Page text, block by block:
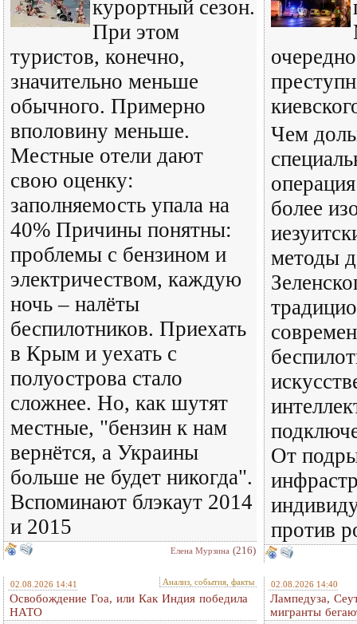
курортный сезон.
При этом
туристов, конечно,
значительно меньше
обычного. Примерно
вполовину меньше.
Местные отели дают
свою оценку:
заполняемость упала на
40% Причины понятны:
проблемы с бензином и
электричеством, каждую
ночь – налёты
беспилотников. Приехать
в Крым и уехать с
полуострова стало
сложнее. Но, как шутят
местные, "бензин к нам
вернётся, а Украины
больше не будет никогда".
Вспоминают блэкаут 2014
и 2015
Елена Мурзина (216)
Чем
более
методы
От
против
02.08.2026 14:41 Анализ, события, факты
Освобождение Гоа, или Как Индия победила
НАТО
02.08.2026 14:40
Лампедуза,
мигранты